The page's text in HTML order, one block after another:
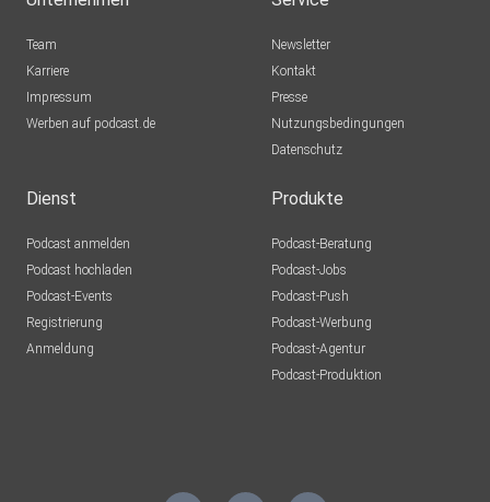
Team
Karriere
Impressum
Werben auf podcast.de
Newsletter
Kontakt
Presse
Nutzungsbedingungen
Datenschutz
Dienst
Podcast anmelden
Podcast hochladen
Podcast-Events
Registrierung
Anmeldung
Produkte
Podcast-Beratung
Podcast-Jobs
Podcast-Push
Podcast-Werbung
Podcast-Agentur
Podcast-Produktion